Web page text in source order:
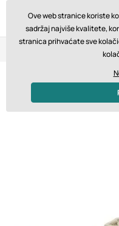
Povrat u roku od 14 dana
Ove web stranice koriste
sadržaj najviše kvalitete,
stranica prihvaćate sve